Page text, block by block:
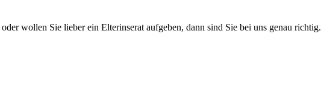
wollen Sie lieber ein Elterinserat aufgeben, dann sind Sie bei uns genau richtig.